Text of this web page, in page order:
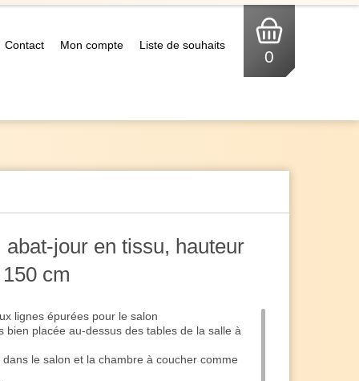
Contact Mon compte Liste de souhaits
0
abat-jour en tissu, hauteur
cm
lignes épurées pour le salon
bien placée au-dessus des tables de la salle à
le salon et la chambre à coucher comme